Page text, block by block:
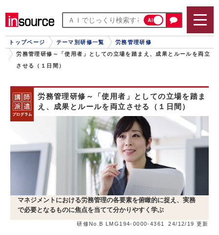
AI
トップページ テーマ別研修一覧
労務管理研修
労務管理研修～「使用者」としての立場を踏まえ、成果とルールを両立
させる（１日間）
労務管理研修～「使用者」としての立場を踏ま
え、成果とルールを両立させる（１日間）
マネジメントにおける労務管理の各要素を俯瞰的に捉え、実務
で必要となるものに焦点を当てて分かりやすく学ぶ
研修No.B LMG194-0000-4361 24/12/19 更新